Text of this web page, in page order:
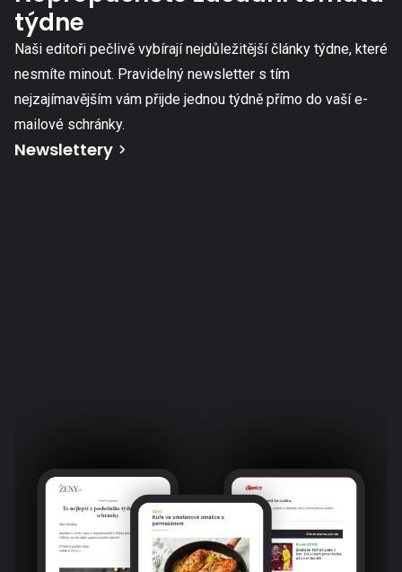
týdne
Naši editoři pečlivě vybírají nejdůležitější články týdne, které
nesmíte minout. Pravidelný newsletter s tím
nejzajímavějším vám přijde jednou týdně přímo do vaší e-
mailové schránky.
Newslettery